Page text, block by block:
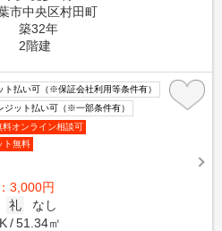
市中央区村田町
築32年
2階建
ト払い可（※保証会社利用等条件有）
ジット払い可（※一部条件有）
料オンライン相談可
ト無料
3,000円
礼
なし
51.34㎡